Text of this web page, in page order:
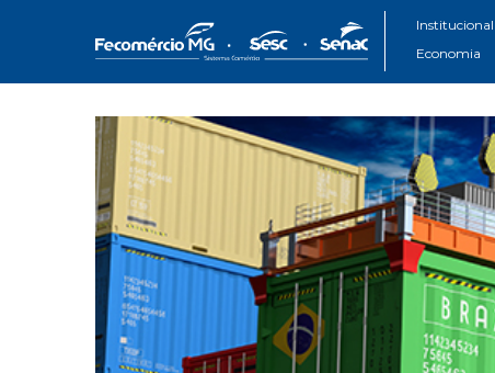
Institucional
Economia